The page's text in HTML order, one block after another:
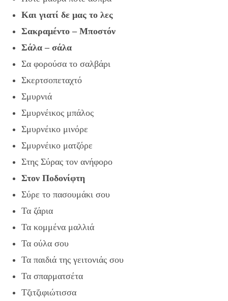
Και γιατί δε μας το λες
Σακραμέντο – Μποστόν
Σάλα – σάλα
Σα φορούσα το σαλβάρι
Σκερτσοπεταχτό
Σμυρνιά
Σμυρνέικος μπάλος
Σμυρνέικο μινόρε
Σμυρνέικο ματζόρε
Στης Σύρας τον ανήφορο
Στον Ποδονίφτη
Σύρε το πασουμάκι σου
Τα ζάρια
Τα κομμένα μαλλιά
Τα ούλα σου
Τα παιδιά της γειτονιάς σου
Τα σπαρματσέτα
Τζιτζιφιώτισσα